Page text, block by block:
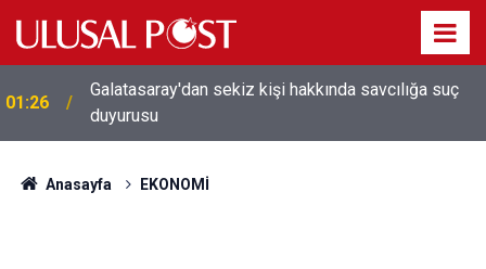
01:26
Galatasaray'dan sekiz kişi hakkında savcılığa suç
duyurusu
Anasayfa EKONOMİ